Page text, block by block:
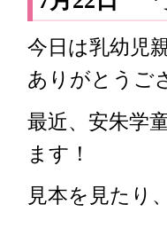
今日は乳幼児
ありがとうご
最近、安朱学
ます！
見本を見たり